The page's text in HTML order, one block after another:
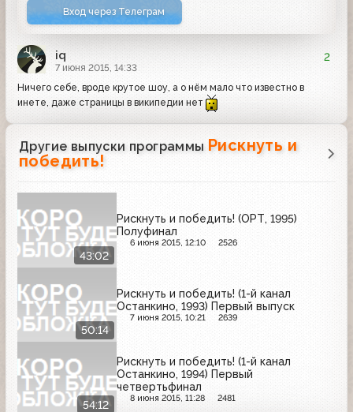
Вход через Телеграм
iq
7 июня 2015, 14:33
2
Ничего себе, вроде крутое шоу, а о нём мало что известно в
инете, даже страницы в википедии нет
Другие выпуски программы Рискнуть и
победить!
43:02
Рискнуть и победить! (ОРТ, 1995)
Полуфинал
6 июня 2015, 12:10 2526
50:14
Рискнуть и победить! (1-й канал
Останкино, 1993) Первый выпуск
7 июня 2015, 10:21 2639
54:12
Рискнуть и победить! (1-й канал
Останкино, 1994) Первый
четвертьфинал
8 июня 2015, 11:28 2481